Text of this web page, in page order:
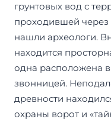
грунтовых вод с
проходившей
нашли археологи.
находится
одна расположена
звонницей.
древности
охраны ворот и